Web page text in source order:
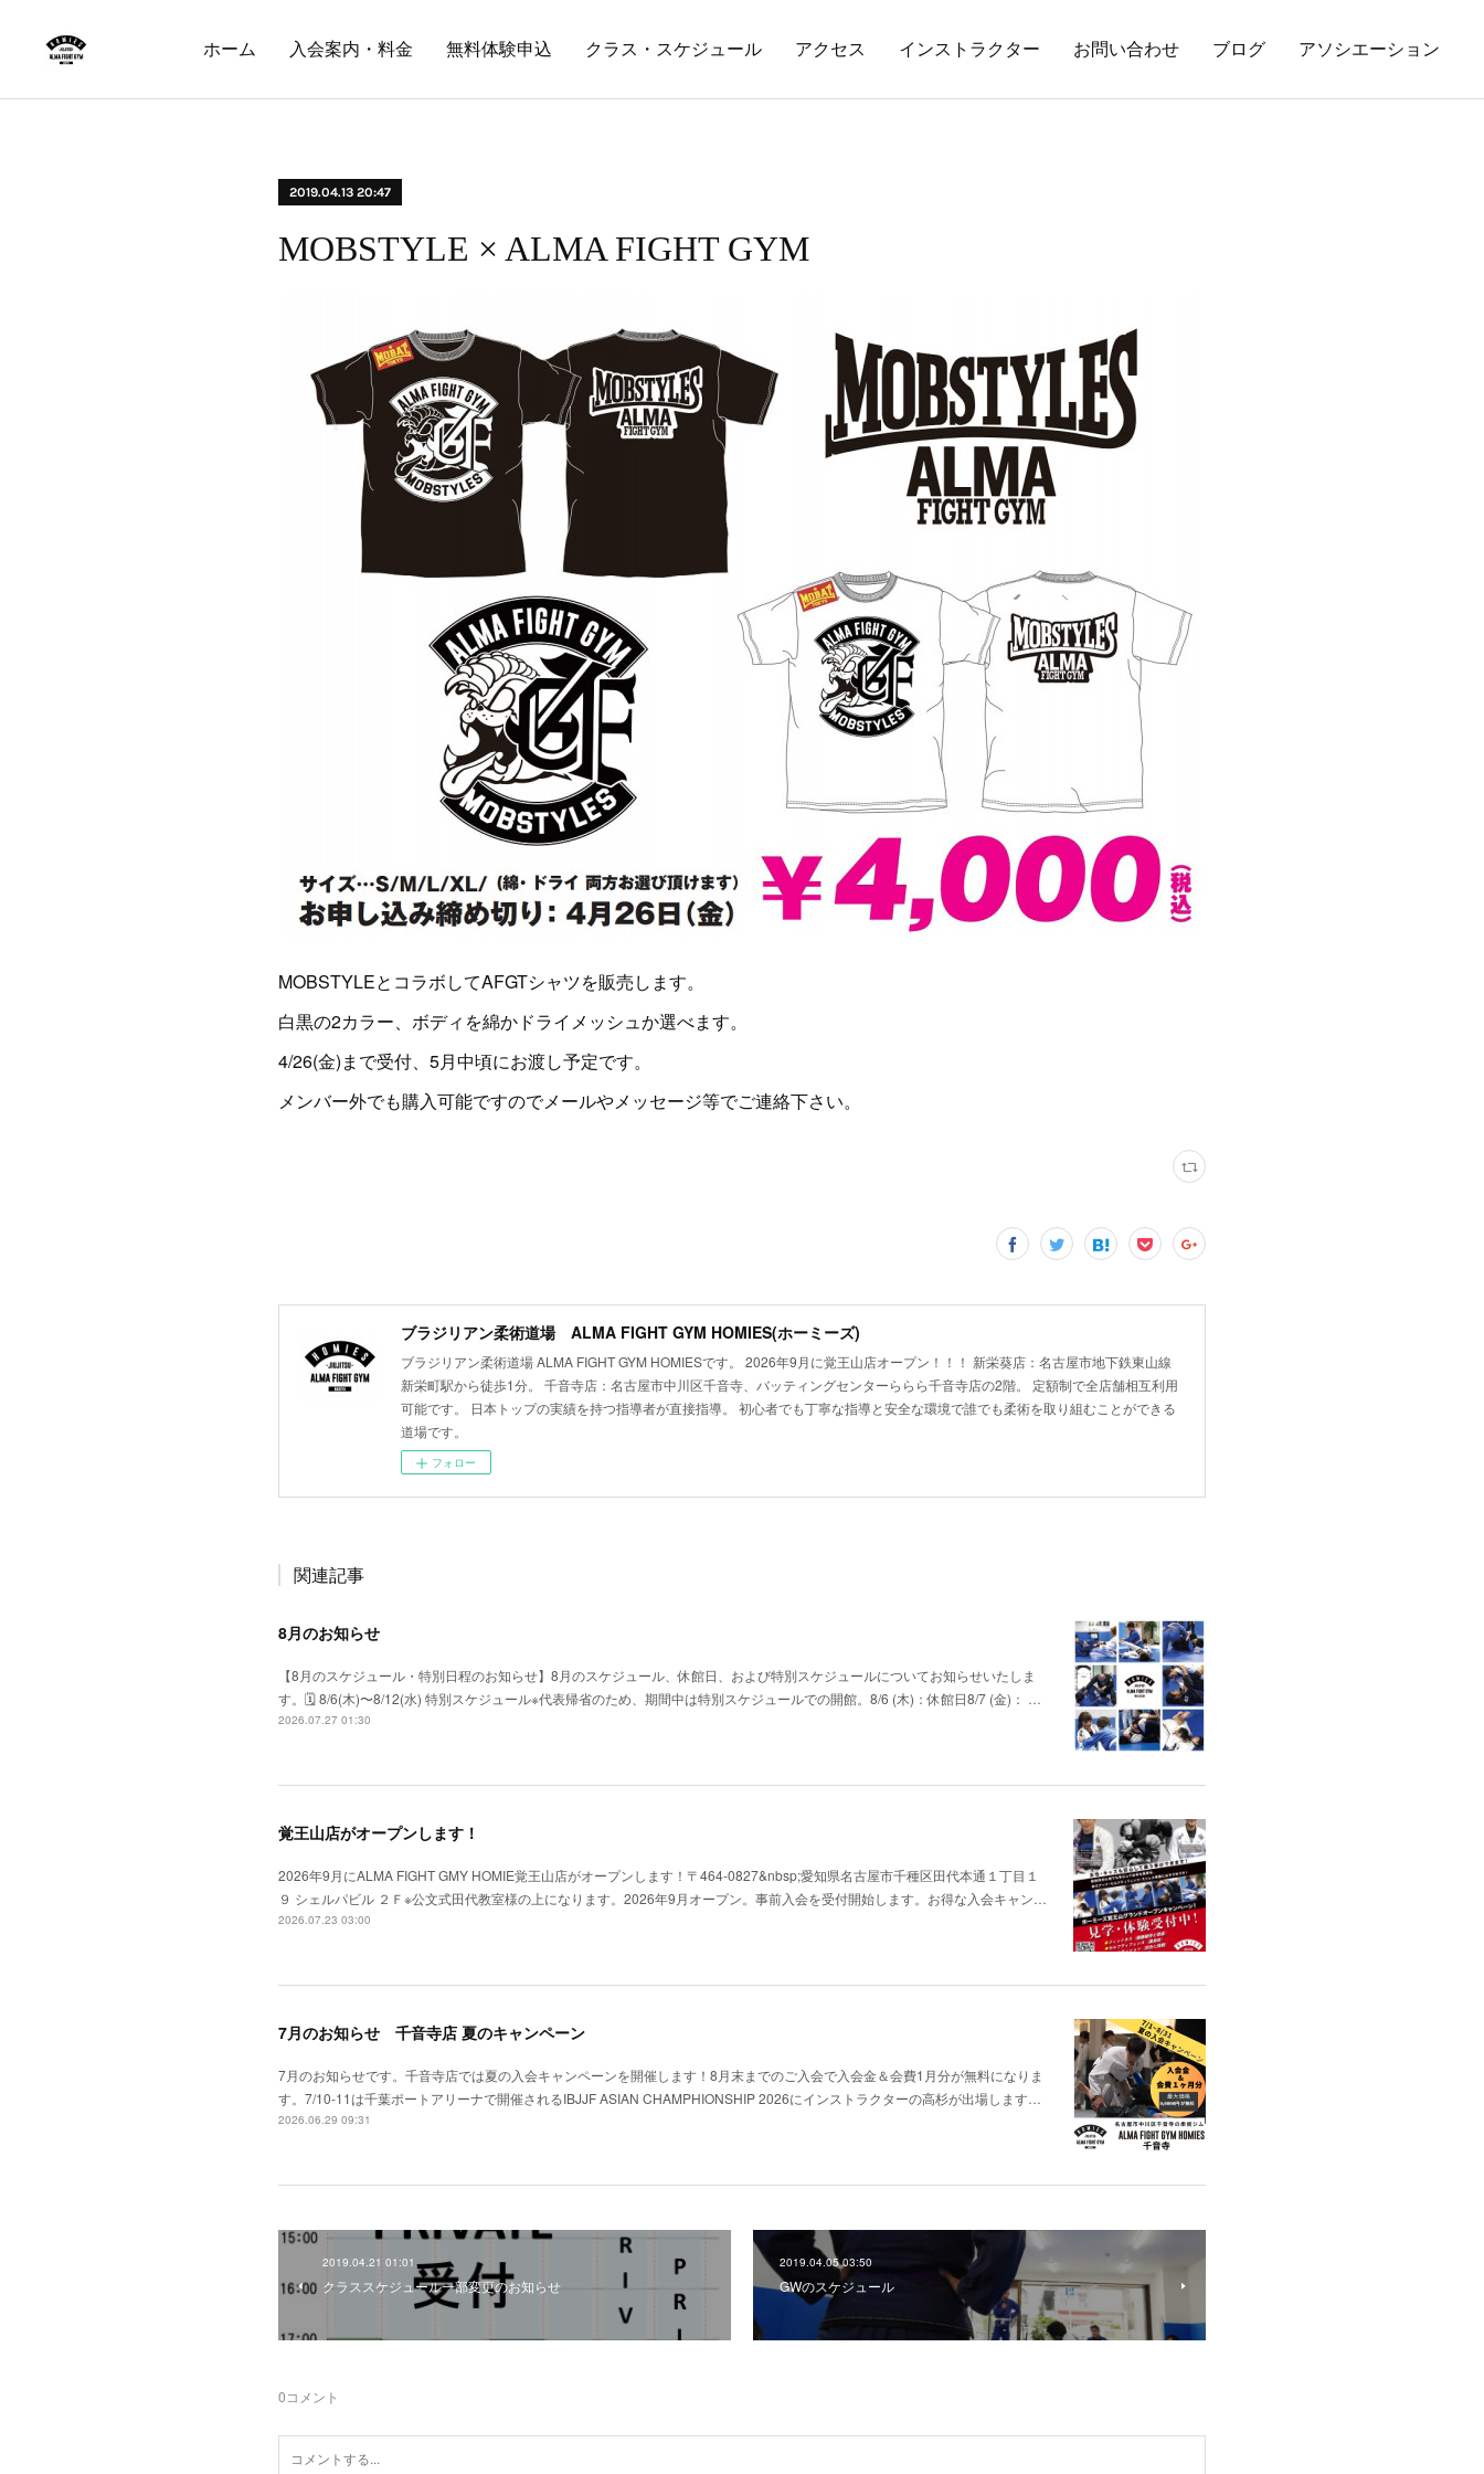
ホーム 入会案内・料金 無料体験申込 クラス・スケジュール アクセス インストラクター お問い合わせ ブログ アソシエーション
2019.04.13 20:47
MOBSTYLE × ALMA FIGHT GYM
MOBSTYLEとコラボしてAFGTシャツを販売します。
白黒の2カラー、ボディを綿かドライメッシュか選べます。
4/26(金)まで受付、5月中頃にお渡し予定です。
メンバー外でも購入可能ですのでメールやメッセージ等でご連絡下さい。
ブラジリアン柔術道場 ALMA FIGHT GYM HOMIES(ホーミーズ)
ブラジリアン柔術道場 ALMA FIGHT GYM HOMIESです。 2026年9月に覚王山店オープン！！！ 新栄葵店：名古屋市地下鉄東山線
新栄町駅から徒歩1分。 千音寺店：名古屋市中川区千音寺、バッティングセンターららら千音寺店の2階。 定額制で全店舗相互利用
可能です。 日本トップの実績を持つ指導者が直接指導。 初心者でも丁寧な指導と安全な環境で誰でも柔術を取り組むことができる
道場です。
フォロー
関連記事
8月のお知らせ
【8月のスケジュール・特別日程のお知らせ】8月のスケジュール、休館日、および特別スケジュールについてお知らせいたしま
す。​🗓 8/6(木)〜8/12(水) 特別スケジュール​※代表帰省のため、期間中は特別スケジュールでの開館。​8/6 (木)：休館日​8/7 (金)： …
2026.07.27 01:30
覚王山店がオープンします！
2026年9月にALMA FIGHT GMY HOMIE覚王山店がオープンします！〒464-0827&nbsp;愛知県名古屋市千種区田代本通１丁目１
９ シェルパビル ２Ｆ※公文式田代教室様の上になります。2026年9月オープン。事前入会を受付開始します。お得な入会キャン…
2026.07.23 03:00
7月のお知らせ 千音寺店 夏のキャンペーン
7月のお知らせです。千音寺店では夏の入会キャンペーンを開催します！8月末までのご入会で入会金＆会費1月分が無料になりま
す。7/10-11は千葉ポートアリーナで開催されるIBJJF ASIAN CHAMPHIONSHIP 2026にインストラクターの高杉が出場します…
2026.06.29 09:31
2019.04.21 01:01
クラススケジュール一部変更のお知らせ
2019.04.05 03:50
GWのスケジュール
0コメント